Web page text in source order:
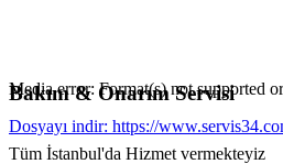
Media error: Format(s) not supported
Dosyayı indir: https://
Bakım & Onarım Servisi
Tüm İstanbul'da Hizmet vermekteyiz